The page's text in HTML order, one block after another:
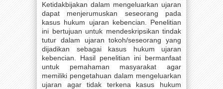
Ketidakbijakan dalam mengeluarkan ujaran
dapat menjerumuskan seseorang pada
kasus hukum ujaran kebencian. Penelitian
ini bertujuan untuk mendeskripsikan tindak
tutur dalam ujaran tokoh/seseorang yang
dijadikan sebagai kasus hukum ujaran
kebencian. Hasil penelitian ini bermanfaat
untuk pemahaman masyarakat agar
memiliki pengetahuan dalam mengeluarkan
ujaran agar tidak terkena kasus hukum